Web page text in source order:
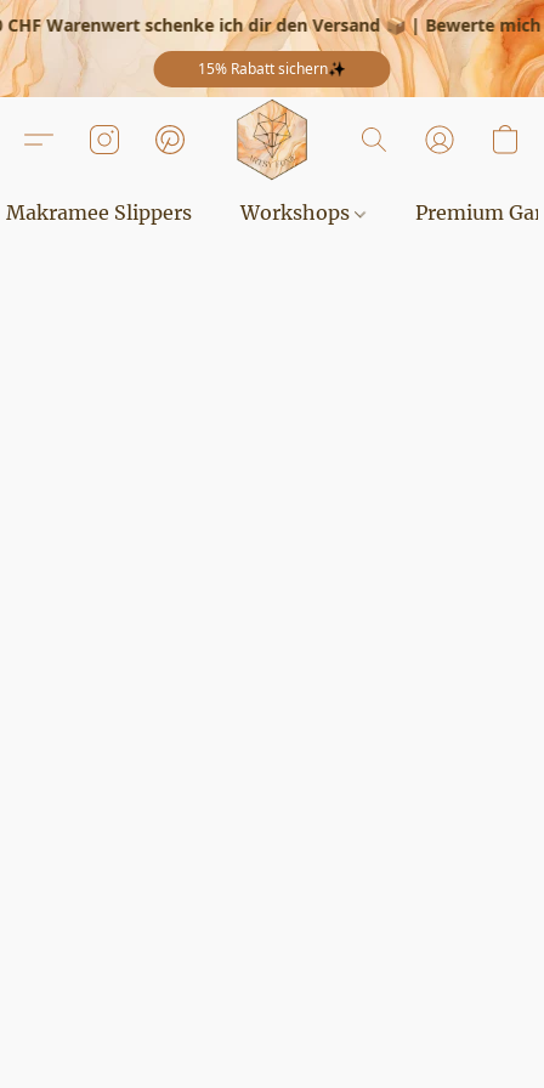
Warenwert schenke ich dir den Versand 📦|Bewerte mich
15% Rabatt sichern✨
Makramee Slippers Workshops Premium